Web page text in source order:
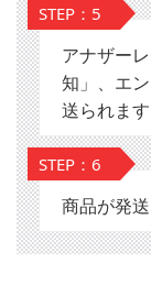
STEP：5
アナザー
知」、エ
送られます
STEP：6
商品が発送